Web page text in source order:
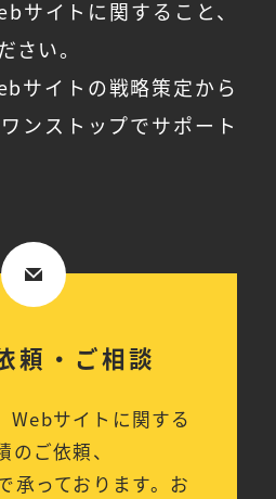
サイトに関すること、
さい。
サイトの戦略策定から
ンストップでサポート
頼・ご相談
Webサイトに関する
のご依頼、
承っております。お